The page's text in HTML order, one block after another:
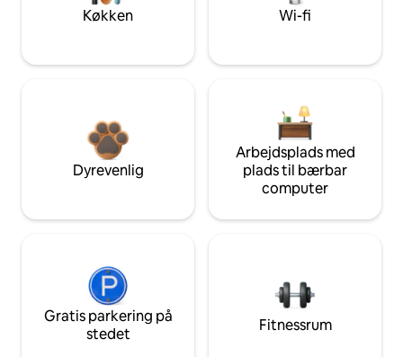
Køkken Wi-fi
Dyrevenlig
Arbejdsplads med
plads til bærbar
computer
Gratis parkering på
stedet
Fitnessrum